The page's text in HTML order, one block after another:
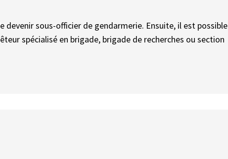
devenir sous-officier de gendarmerie. Ensuite, il est possible
spécialisé en brigade, brigade de recherches ou section